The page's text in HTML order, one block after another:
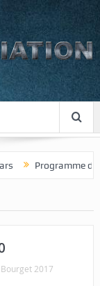
Programme de
Bourget 2017